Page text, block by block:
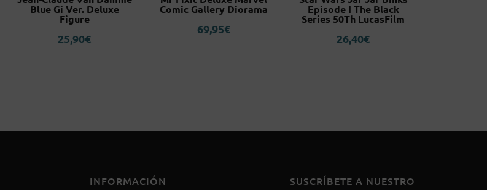
Blue Gi Ver. Deluxe
Figure
25,90€
Comic Gallery Diorama
69,95€
Episode I The Black
Series 50Th LucasFilm
26,40€
INFORMACIÓN
SUSCRÍBETE A NUESTRO